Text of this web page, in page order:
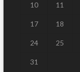
10 11
17 18
24 25
31